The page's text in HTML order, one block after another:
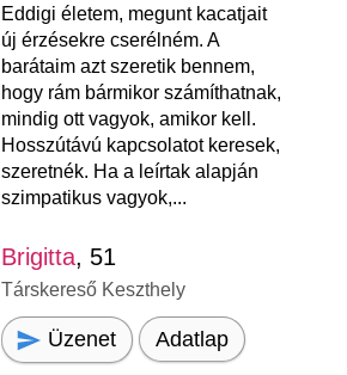
Eddigi életem, megunt kacatjait
új érzésekre cserélném. A
barátaim azt szeretik bennem,
hogy rám bármikor számíthatnak,
mindig ott vagyok, amikor kell.
Hosszútávú kapcsolatot keresek,
szeretnék. Ha a leírtak alapján
szimpatikus vagyok,...
Brigitta, 51
Társkereső Keszthely
Üzenet Adatlap